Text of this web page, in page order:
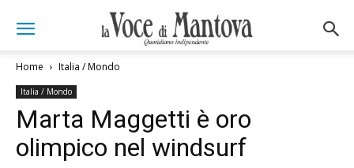
Home Italia / Mondo
Italia / Mondo
Marta Maggetti è oro
olimpico nel windsurf